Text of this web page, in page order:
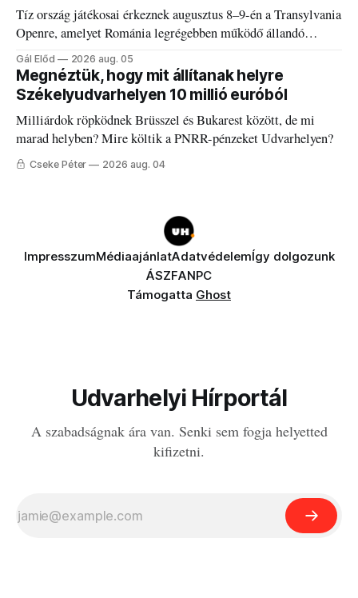
Tíz ország játékosai érkeznek augusztus 8–9-én a Transylvania
Openre, amelyet Románia legrégebben működő állandó
discgolfpályáján rendeznek meg.
Gál Előd 2026 aug. 05
Megnéztük, hogy mit állítanak helyre
Székelyudvarhelyen 10 millió euróból
Milliárdok röpködnek Brüsszel és Bukarest között, de mi
marad helyben? Mire költik a PNRR-pénzeket Udvarhelyen?
Cseke Péter 2026 aug. 04
ImpresszumMédiaajánlatAdatvédelemÍgy dolgozunk
ÁSZFANPC
Támogatta Ghost
Udvarhelyi Hírportál
A szabadságnak ára van. Senki sem fogja helyetted
kifizetni.